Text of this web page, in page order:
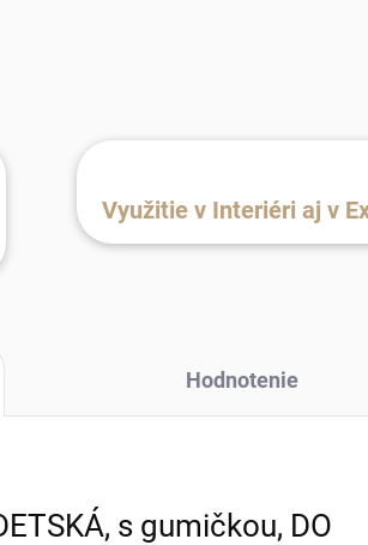
Využitie v Interiéri aj v
Hodnotenie
s gumičkou, DO